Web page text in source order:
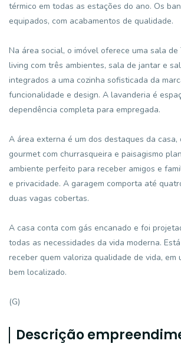
térmico em todas as estações do ano. Os
equipados, com acabamentos de qualidade.
Na área social, o imóvel oferece uma sala de
living com três ambientes, sala de jantar e
integrados a uma cozinha sofisticada da
funcionalidade e design. A lavanderia é
dependência completa para empregada.
A área externa é um dos destaques da casa,
gourmet com churrasqueira e paisagismo
ambiente perfeito para receber amigos e
e privacidade. A garagem comporta até
duas vagas cobertas.
A casa conta com gás encanado e foi
todas as necessidades da vida moderna.
receber quem valoriza qualidade de vida, em
bem localizado.
(G)
Descrição